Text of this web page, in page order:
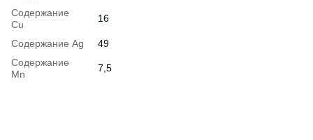
Содержание
Cu
16
Содержание Ag
49
Содержание
Mn
7,5